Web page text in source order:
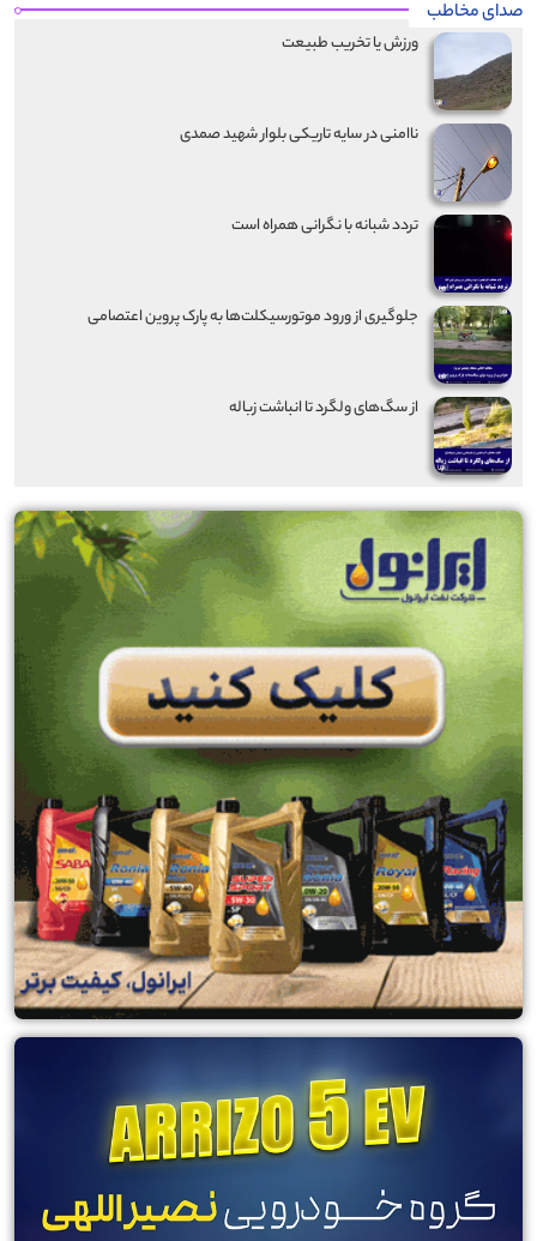
صدای مخاطب
ورزش یا تخریب طبیعت
ناامنی در سایه تاریکی بلوار شهید صمدی
تردد شبانه با نگرانی همراه است
جلوگیری از ورود موتورسیکلت‌ها به پارک پروین اعتصامی
از سگ‌های ولگرد تا انباشت زباله